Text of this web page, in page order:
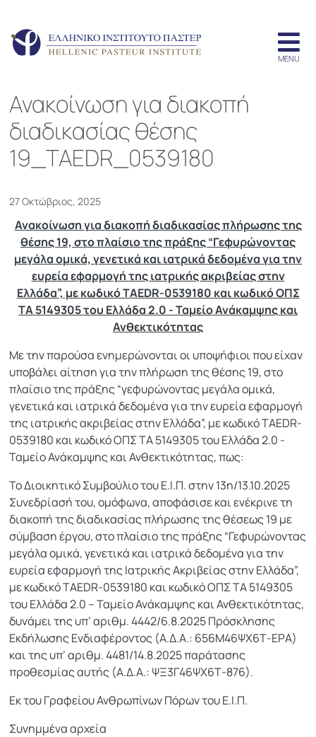
Ανακοίνωση για διακοπή
διαδικασίας θέσης
19_TAEDR_0539180
27 Οκτώβριος, 2025
Ανακοίνωση για διακοπή διαδικασίας πλήρωσης της
θέσης 19, στο πλαίσιο της πράξης “Γεφυρώνοντας
μεγάλα ομικά, γενετικά και ιατρικά δεδομένα για την
ευρεία εφαρμογή της ιατρικής ακριβείας στην
Ελλάδα”, με κωδικό TAEDR-0539180 και κωδικό ΟΠΣ
ΤΑ 5149305 του Ελλάδα 2.0 - Ταμείο Ανάκαμψης και
Ανθεκτικότητας
Με την παρούσα ενημερώνονται οι υποψήφιοι που είχαν
υποβάλει αίτηση για την πλήρωση της θέσης 19, στο
πλαίσιο της πράξης “γεφυρώνοντας μεγάλα ομικά,
γενετικά και ιατρικά δεδομένα για την ευρεία εφαρμογή
της ιατρικής ακριβείας στην Ελλάδα”, με κωδικό TAEDR-
0539180 και κωδικό ΟΠΣ ΤΑ 5149305 του Ελλάδα 2.0 -
Ταμείο Ανάκαμψης και Ανθεκτικότητας, πως:
Το Διοικητικό Συμβούλιο του Ε.Ι.Π. στην 13η/13.10.2025
Συνεδρίασή του, ομόφωνα, αποφάσισε και ενέκρινε τη
διακοπή της διαδικασίας πλήρωσης της θέσεως 19 με
σύμβαση έργου, στο πλαίσιο της πράξης “Γεφυρώνοντας
μεγάλα ομικά, γενετικά και ιατρικά δεδομένα για την
ευρεία εφαρμογή της Ιατρικής Ακριβείας στην Ελλάδα”,
με κωδικό TAEDR-0539180 και κωδικό ΟΠΣ ΤΑ 5149305
του Ελλάδα 2.0 – Ταμείο Ανάκαμψης και Ανθεκτικότητας,
δυνάμει της υπ’ αριθμ. 4442/6.8.2025 Πρόσκλησης
Εκδήλωσης Ενδιαφέροντος (Α.Δ.Α.: 656Μ46ΨΧ6Τ-ΕΡΑ)
και της υπ’ αριθμ. 4481/14.8.2025 παράτασης
προθεσμίας αυτής (Α.Δ.Α.: ΨΞ3Γ46ΨΧ6Τ-876).
Εκ του Γραφείου Ανθρωπίνων Πόρων του Ε.Ι.Π.
Συνημμένα αρχεία